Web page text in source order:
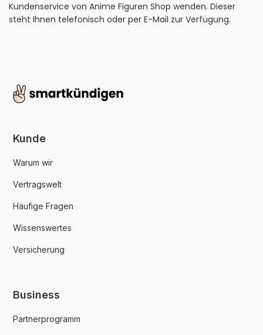
Kundenservice von Anime Figuren Shop wenden. Dieser
steht Ihnen telefonisch oder per E-Mail zur Verfügung.
Kunde
Warum wir
Vertragswelt
Häufige Fragen
Wissenswertes
Versicherung
Business
Partnerprogramm